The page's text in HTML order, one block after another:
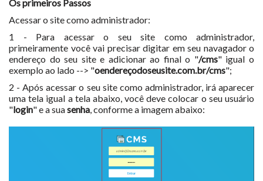
Os primeiros Passos
Acessar o site como administrador:
1 - Para acessar o seu site como administrador,
primeiramente você vai precisar digitar em seu navagador o
endereço do seu site e adicionar ao final o "/cms" igual o
exemplo ao lado --> "oendereçodoseusite.com.br/cms";
2 - Após acessar o seu site como administrador, irá aparecer
uma tela igual a tela abaixo, você deve colocar o seu usuário
"login" e a suasenha, conforme a imagem abaixo: